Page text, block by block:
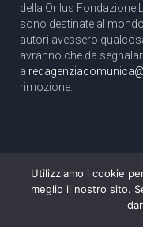
della Onlus Fondazione
sono destinate al
autori avessero
avranno che da
a
rimozione.
Copyright 2003 com.unica
Aut. Tribunale di Roma N.
Direttore responsabile:
Utilizziamo i cookie
meglio il nostro sito.